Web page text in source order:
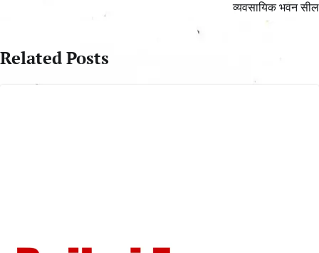
व्यवसायिक भवन सील
Related Posts